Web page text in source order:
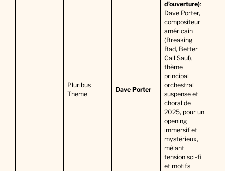
Pluribus
Theme
Dave Porter
d’ouverture):
Dave Porter,
compositeur
américain
(Breaking
Bad, Better
Call Saul),
thème
principal
orchestral
suspense et
choral de
2025, pour un
opening
immersif et
mystérieux,
mêlant
tension sci-fi
et motifs